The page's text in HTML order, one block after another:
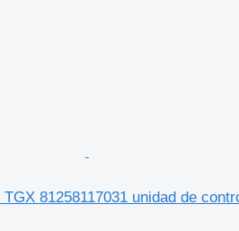
81258117031 unidad de